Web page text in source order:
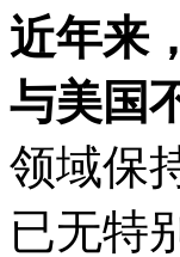
近年来
与美国
领域保
已无特